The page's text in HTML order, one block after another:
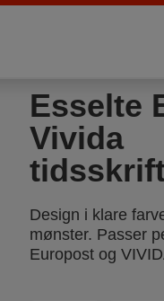
Esselte
Vivida
Design i klare
mønster. Passer
Europost og